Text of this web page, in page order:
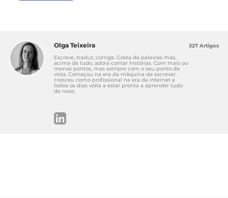
Olga Teixeira
Escreve, traduz, corrige. Gosta de palavras mas,
acima de tudo, adora contar histórias. Com mais ou
menos pontos, mas sempre com o seu ponto de
vista. Começou na era da máquina de escrever,
cresceu como profissional na era da internet e
todos os dias volta a estar pronta a aprender tudo
de novo.
327 Artigos